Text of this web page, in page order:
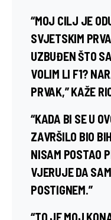
“MOJ CILJ JE
SVJETSKIM
UZBUĐEN ŠTO
VOLIM LI F1?
PRVAK,” KAŽE
“KADA BI SE U
ZAVRŠILO BIO
NISAM POSTAO
VJERUJE DA
POSTIGNEM.”
“TO JE MOJ